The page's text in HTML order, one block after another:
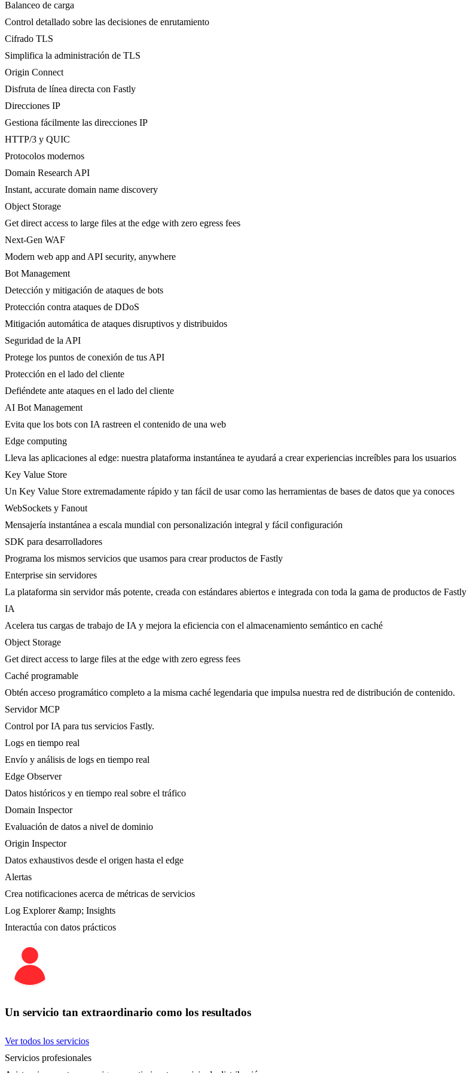
Balanceo de carga
Control detallado sobre las decisiones de enrutamiento
Cifrado TLS
Simplifica la administración de TLS
Origin Connect
Disfruta de línea directa con Fastly
Direcciones IP
Gestiona fácilmente las direcciones IP
HTTP/3 y QUIC
Protocolos modernos
Domain Research API
Instant, accurate domain name discovery
Object Storage
Get direct access to large files at the edge with zero egress fees
Next-Gen WAF
Modern web app and API security, anywhere
Bot Management
Detección y mitigación de ataques de bots
Protección contra ataques de DDoS
Mitigación automática de ataques disruptivos y distribuidos
Seguridad de la API
Protege los puntos de conexión de tus API
Protección en el lado del cliente
Defiéndete ante ataques en el lado del cliente
AI Bot Management
Evita que los bots con IA rastreen el contenido de una web
Edge computing
Lleva las aplicaciones al edge: nuestra plataforma instantánea te ayudará a crear experiencias increíbles para los usuarios
Key Value Store
Un Key Value Store extremadamente rápido y tan fácil de usar como las herramientas de bases de datos que ya conoces
WebSockets y Fanout
Mensajería instantánea a escala mundial con personalización integral y fácil configuración
SDK para desarrolladores
Programa los mismos servicios que usamos para crear productos de Fastly
Enterprise sin servidores
La plataforma sin servidor más potente, creada con estándares abiertos e integrada con toda la gama de productos de Fastly
IA
Acelera tus cargas de trabajo de IA y mejora la eficiencia con el almacenamiento semántico en caché
Object Storage
Get direct access to large files at the edge with zero egress fees
Caché programable
Obtén acceso programático completo a la misma caché legendaria que impulsa nuestra red de distribución de contenido.
Servidor MCP
Control por IA para tus servicios Fastly.
Logs en tiempo real
Envío y análisis de logs en tiempo real
Edge Observer
Datos históricos y en tiempo real sobre el tráfico
Domain Inspector
Evaluación de datos a nivel de dominio
Origin Inspector
Datos exhaustivos desde el origen hasta el edge
Alertas
Crea notificaciones acerca de métricas de servicios
Log Explorer &amp; Insights
Interactúa con datos prácticos
Un servicio tan extraordinario como los resultados
Ver todos los servicios
Servicios profesionales